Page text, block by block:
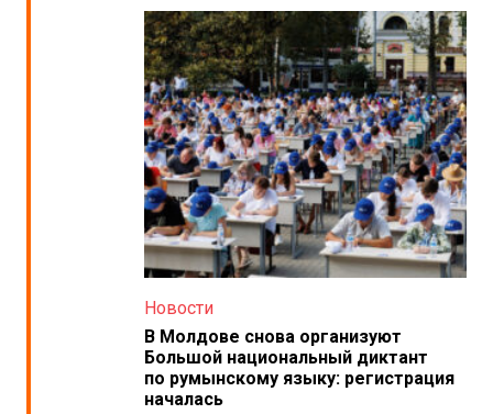
Новости
В Молдове снова организуют
Большой национальный диктант
по румынскому языку: регистрация
началась